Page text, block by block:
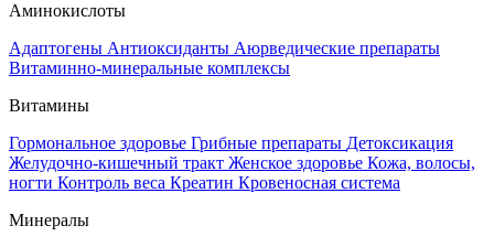
Аминокислоты
Адаптогены Антиоксиданты Аюрведические препараты
Витаминно-минеральные комплексы
Витамины
Гормональное здоровье Грибные препараты Детоксикация
Желудочно-кишечный тракт Женское здоровье Кожа, волосы,
ногти Контроль веса Креатин Кровеносная система
Минералы